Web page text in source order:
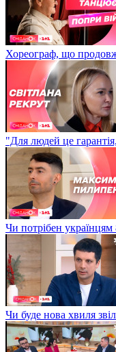
Хореограф, що
"Для людей це
Чи потрібен
Чи буде нова хвиля